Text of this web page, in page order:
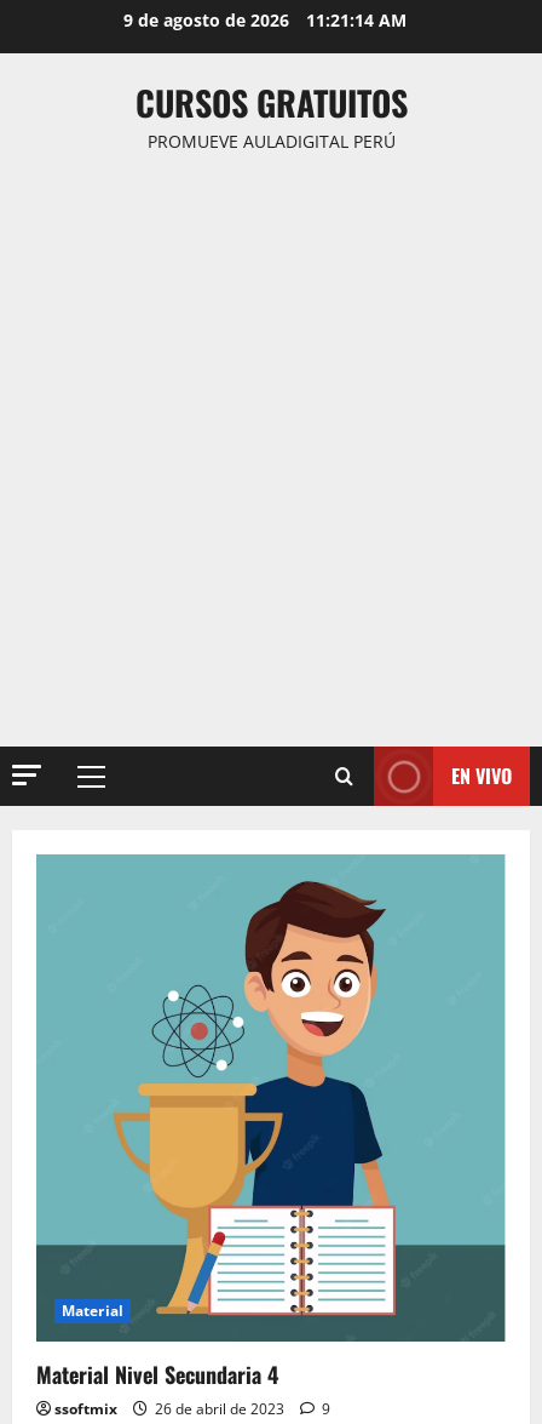
9 de agosto de 2026 11:21:15 AM
CURSOS GRATUITOS
PROMUEVE AULADIGITAL PERÚ
Menú
EN VIVO
Material
Material Nivel Secundaria 4
ssoftmix 26 de abril de 2023 9